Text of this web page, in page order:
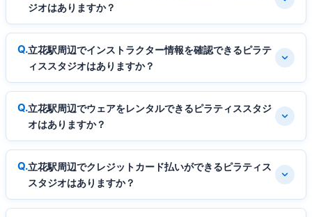
ジオはありますか？
立花駅周辺でインストラクター情報を確認できるピラテ
ィススタジオはありますか？
立花駅周辺でウェアをレンタルできるピラティススタジ
オはありますか？
立花駅周辺でクレジットカード払いができるピラティス
スタジオはありますか？